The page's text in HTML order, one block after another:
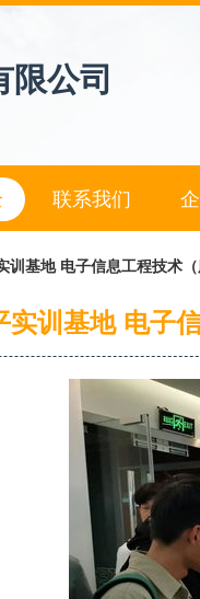
限公司
联系我们
训基地 电子信息工程技术
实训基地 电子